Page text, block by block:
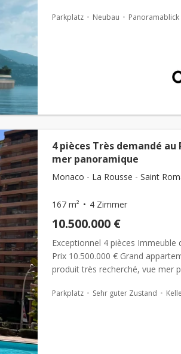
die Aussicht und...
Parkplatz Neubau Panoramablick
4 pièces Très demandé au
mer panoramique
Monaco - La Rousse - Saint
167 m² 4 Zimmer
10.500.000 €
Exceptionnel 4 pièces
Prix 10.500.000 € Grand
produit très recherché, vue mer
Parkplatz Sehr guter Zustand